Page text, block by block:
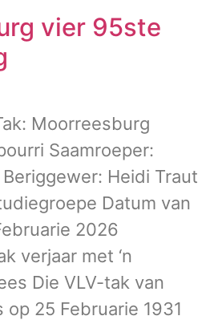
vier 95ste
Moorreesburg
Saamroeper:
Heidi Traut
Datum van
2026
verjaar met ‘n
Die VLV-tak van
25 Februarie 1931